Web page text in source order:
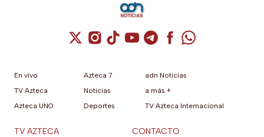
Cuenta de X / Twitter (se abre en una
Cuenta de Instagram (se abre en una
Cuenta de TikTok (se abre en
Cuenta de YouTube (se abre
Cuenta de Telegram (se
Cuenta de
Cuenta de
En vivo
TV Azteca
Azteca UNO
Azteca 7
Noticias
Deportes
adn Noticias
a más +
TV Azteca Internacional
TV AZTECA CONTACTO